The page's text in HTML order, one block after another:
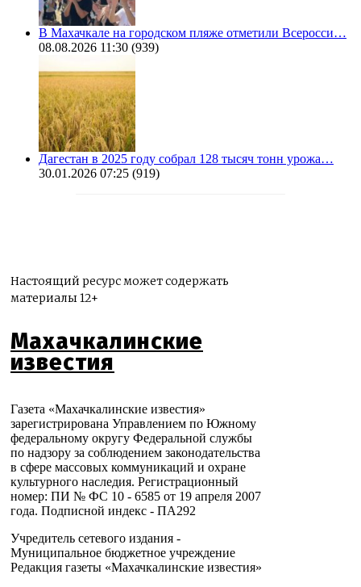
В Махачкале на городском пляже отметили Всеросси…
08.08.2026 11:30 (939)
Дагестан в 2025 году собрал 128 тысяч тонн урожа…
30.01.2026 07:25 (919)
Настоящий ресурс может содержать
материалы 12+
Махачкалинские
известия
Газета «Махачкалинские известия»
зарегистрирована Управлением по Южному
федеральному округу Федеральной службы
по надзору за соблюдением законодательства
в сфере массовых коммуникаций и охране
культурного наследия. Регистрационный
номер: ПИ № ФС 10 - 6585 от 19 апреля 2007
года. Подписной индекс - ПА292
Учредитель сетевого издания -
Муниципальное бюджетное учреждение
Редакция газеты «Махачкалинские известия»